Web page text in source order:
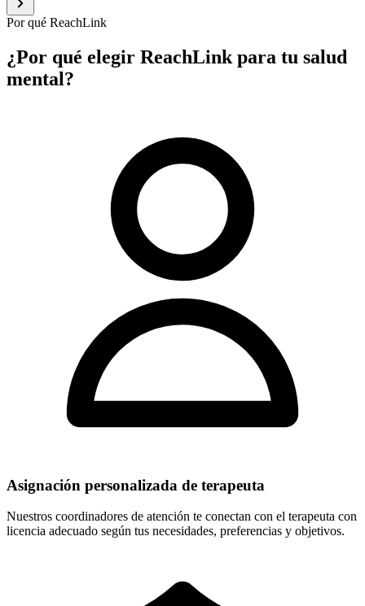
Por qué ReachLink
¿Por qué elegir ReachLink para tu salud
mental?
Asignación personalizada de terapeuta
Nuestros coordinadores de atención te conectan con el terapeuta con
licencia adecuado según tus necesidades, preferencias y objetivos.